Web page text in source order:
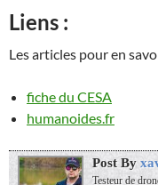
Liens :
Les articles pour en
fiche du CESA
humanoides.fr
Post By
Testeur de